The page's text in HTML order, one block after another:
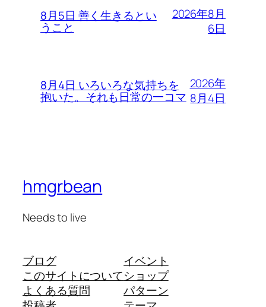
8月5日 善く生きるとい
うこと
2026年8月
6日
8月4日 いろいろな気持ちを
抱いた。それも日常の一コマ
2026年
8月4日
hmgrbean
Needs to live
ブログ
このサイトについて
よくある質問
イベント
ショップ
パターン